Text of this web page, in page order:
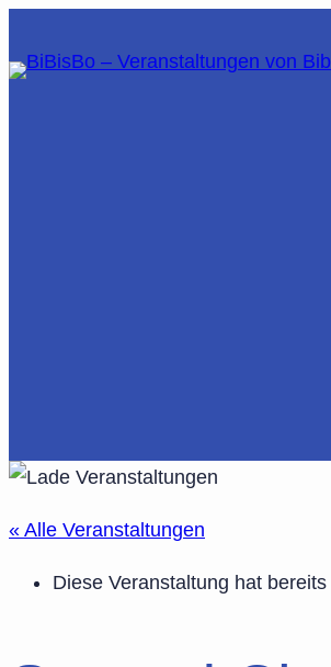
« Alle Veranstaltungen
Diese Veranstaltung hat